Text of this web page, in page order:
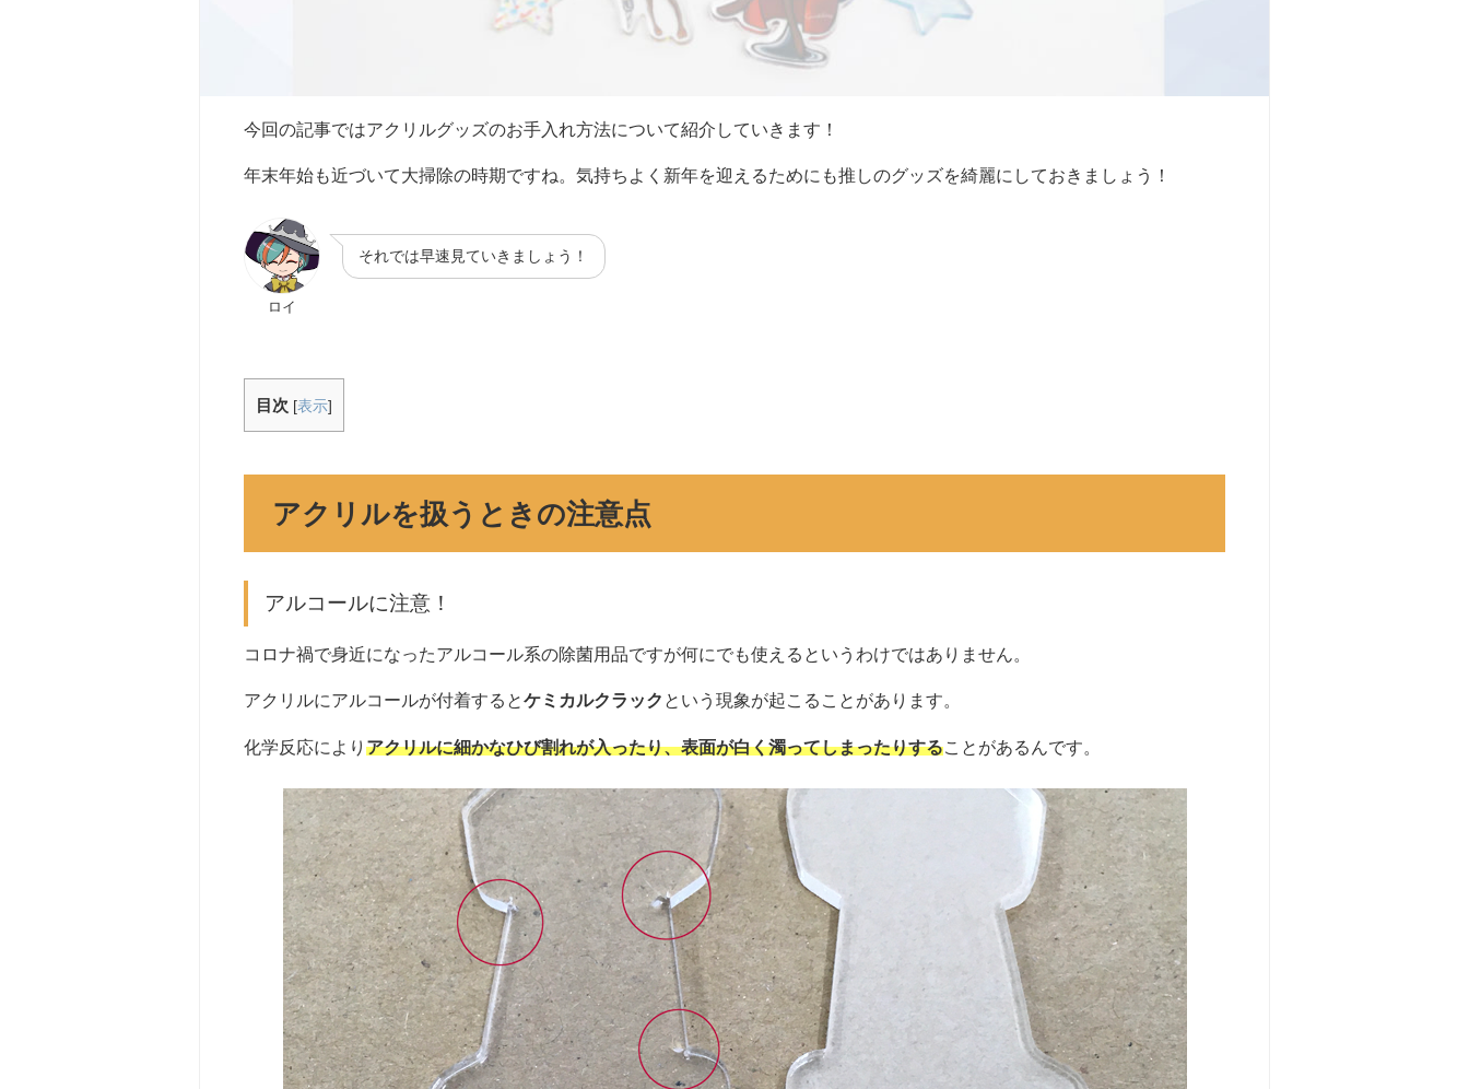
今回の記事ではアクリルグッズのお手入れ方法について紹介していきます！
年末年始も近づいて大掃除の時期ですね。気持ちよく新年を迎えるためにも推しのグッズを綺麗にしておきましょう！
ロイ
それでは早速見ていきましょう！
目次 [表示]
アクリルを扱うときの注意点
アルコールに注意！
コロナ禍で身近になったアルコール系の除菌用品ですが何にでも使えるというわけではありません。
アクリルにアルコールが付着するとケミカルクラック という現象が起こることがあります。
化学反応により アクリルに細かなひび割れが入ったり、表面が白く濁ってしまったりする ことがあるんです。